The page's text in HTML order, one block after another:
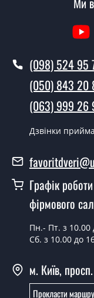
Ви
Так робимо.
згідно з чергою, у
Скільки
Selesta
сатин бронза - от
Можна
У вас є в
Так, ми маємо
полотен.
(098) 524 95
(050) 843 20
(063) 999 26
Дзвінки
Графік роботи
фірмового
Пн.- Пт. з 10.00
Сб. з 10.00 до
м. Київ,
Прокласти